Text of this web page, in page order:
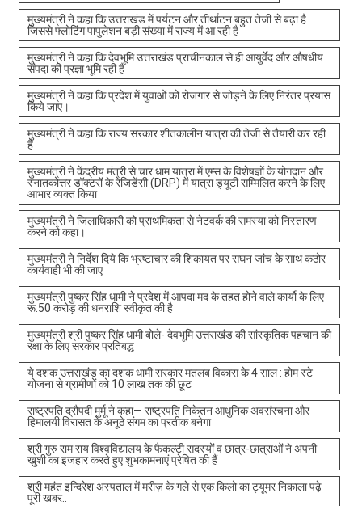
मुख्यमंत्री ने कहा कि उत्तराखंड में पर्यटन और तीर्थाटन बहुत तेजी से बढ़ा है
जिससे फ्लोटिंग पापुलेशन बड़ी संख्या में राज्य में आ रही है
मुख्यमंत्री ने कहा कि देवभूमि उत्तराखंड प्राचीनकाल से ही आयुर्वेद और औषधीय
संपदा की प्रज्ञा भूमि रही है
मुख्यमंत्री ने कहा कि प्रदेश में युवाओं को रोजगार से जोड़ने के लिए निरंतर प्रयास
किये जाए।
मुख्यमंत्री ने कहा कि राज्य सरकार शीतकालीन यात्रा की तेजी से तैयारी कर रही
है
मुख्यमंत्री ने केंद्रीय मंत्री से चार धाम यात्रा में एम्स के विशेषज्ञों के योगदान और
स्नातकोत्तर डॉक्टरों के रेजिडेंसी (DRP) में यात्रा ड्यूटी सम्मिलित करने के लिए
आभार व्यक्त किया
मुख्यमंत्री ने जिलाधिकारी को प्राथमिकता से नेटवर्क की समस्या को निस्तारण
करने को कहा।
मुख्यमंत्री ने निर्देश दिये कि भ्रष्टाचार की शिकायत पर सघन जांच के साथ कठोर
कार्यवाही भी की जाए
मुख्यमंत्री पुष्कर सिंह धामी ने प्रदेश में आपदा मद के तहत होने वाले कार्यो के लिए
रू.50 करोड़ की धनराशि स्वीकृत की है
मुख्यमंत्री श्री पुष्कर सिंह धामी बोले- देवभूमि उत्तराखंड की सांस्कृतिक पहचान की
रक्षा के लिए सरकार प्रतिबद्ध
ये दशक उत्तराखंड का दशक धामी सरकार मतलब विकास के 4 साल : होम स्टे
योजना से ग्रामीणों को 10 लाख तक की छूट
राष्ट्रपति द्रौपदी मुर्मू ने कहा— राष्ट्रपति निकेतन आधुनिक अवसंरचना और
हिमालयी विरासत के अनूठे संगम का प्रतीक बनेगा
श्री गुरु राम राय विश्वविद्यालय के फैकल्टी सदस्यों व छात्र-छात्राओं ने अपनी
खुशी का इजहार करते हुए शुभकामनाएं प्रेषित की हैं
श्री महंत इन्दिरेश अस्पताल में मरीज़ के गले से एक किलो का ट्यूमर निकाला पढ़े
पूरी खबर..